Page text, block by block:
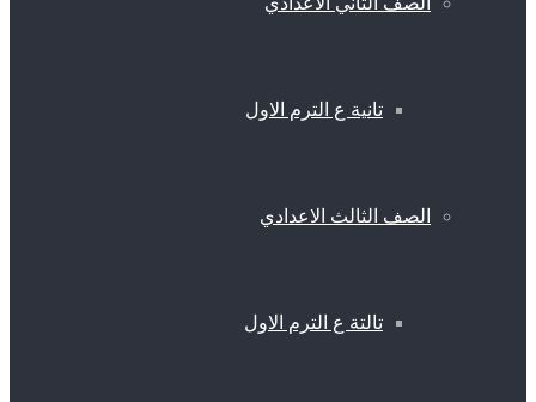
تانية ع الترم الاول
الصف الثالث الاعدادي
تالتة ع الترم الاول